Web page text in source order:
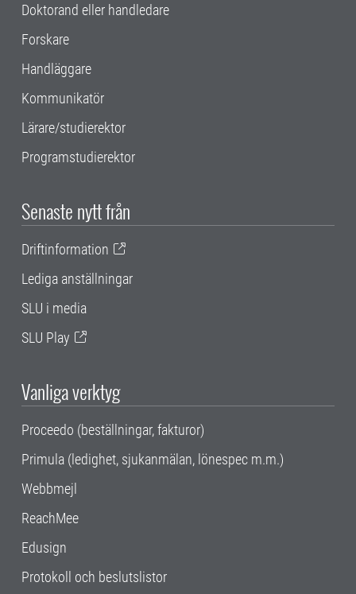
Doktorand eller handledare
Forskare
Handläggare
Kommunikatör
Lärare/studierektor
Programstudierektor
Senaste nytt från
Driftinformation
Lediga anställningar
SLU i media
SLU Play
Vanliga verktyg
Proceedo (beställningar, fakturor)
Primula (ledighet, sjukanmälan, lönespec m.m.)
Webbmejl
ReachMee
Edusign
Protokoll och beslutslistor